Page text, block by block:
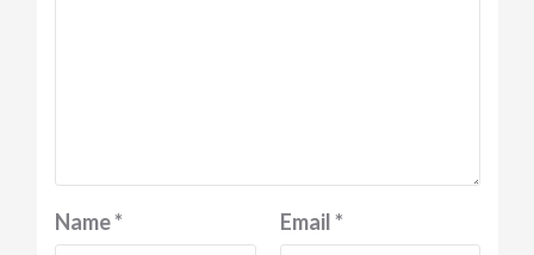
Name* Email*